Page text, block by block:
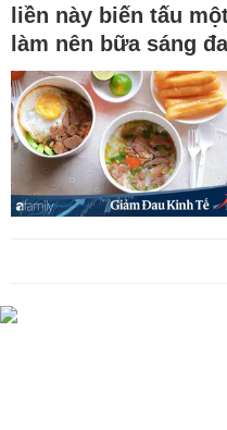
liền này biến tấu
làm nên bữa sáng